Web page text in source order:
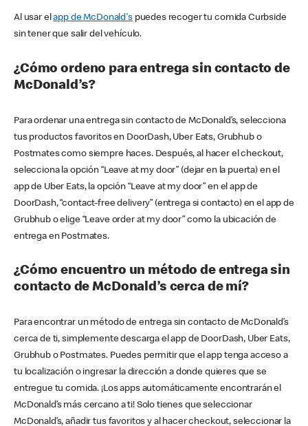
Al usar elapp de McDonald'spuedes recoger tu comida Curbside
sin tener que salir del vehículo.
¿Cómo ordeno para entrega sin contacto de
McDonald’s?
Para ordenar una entrega sin contacto de McDonald’s, selecciona
tus productos favoritos en DoorDash, Uber Eats, Grubhub o
Postmates como siempre haces. Después, al hacer el checkout,
selecciona la opción “Leave at my door” (dejar en la puerta) en el
app de Uber Eats, la opción “Leave at my door” en el app de
DoorDash, “contact-free delivery” (entrega si contacto) en el app de
Grubhub o elige “Leave order at my door” como la ubicación de
entrega en Postmates.
¿Cómo encuentro un método de entrega sin
contacto de McDonald’s cerca de mí?
Para encontrar un método de entrega sin contacto de McDonald’s
cerca de ti, simplemente descarga el app de DoorDash, Uber Eats,
Grubhub o Postmates. Puedes permitir que el app tenga acceso a
tu localización o ingresar la dirección a donde quieres que se
entregue tu comida. ¡Los apps automáticamente encontrarán el
McDonald’s más cercano a ti! Solo tienes que seleccionar
McDonald’s, añadir tus favoritos y al hacer checkout, seleccionar la